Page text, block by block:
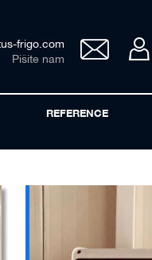
frigo.com
Pišite nam
REFERENCE